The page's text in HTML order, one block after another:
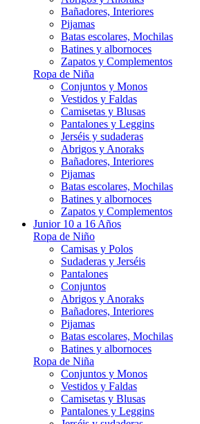
Bañadores, Interiores
Pijamas
Batas escolares, Mochilas
Batines y albornoces
Zapatos y Complementos
Ropa de Niña
Conjuntos y Monos
Vestidos y Faldas
Camisetas y Blusas
Pantalones y Leggins
Jerséis y sudaderas
Abrigos y Anoraks
Bañadores, Interiores
Pijamas
Batas escolares, Mochilas
Batines y albornoces
Zapatos y Complementos
Junior 10 a 16 Años
Ropa de Niño
Camisas y Polos
Sudaderas y Jerséis
Pantalones
Conjuntos
Abrigos y Anoraks
Bañadores, Interiores
Pijamas
Batas escolares, Mochilas
Batines y albornoces
Ropa de Niña
Conjuntos y Monos
Vestidos y Faldas
Camisetas y Blusas
Pantalones y Leggins